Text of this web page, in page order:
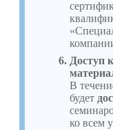
Доступ
В
будет
ко всем